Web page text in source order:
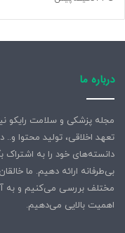
درباره ما
مجله پزشکی و سلامت رایکو
دانسته‌های خود را به اشتراک
بی‌طرفانه ارائه دهیم. ما
مختلف بررسی می‌کنیم و به
اهمیت بالایی می‌دهیم.